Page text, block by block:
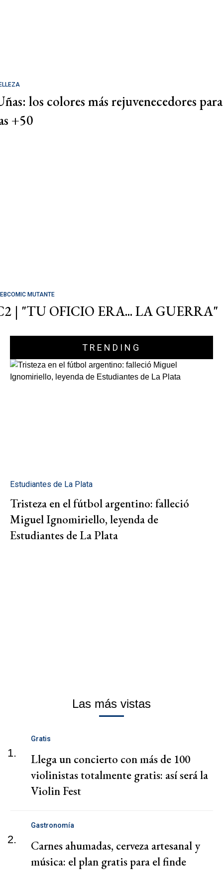
los colores más rejuvenecedores para
+50
MUTANTE
| "TU OFICIO ERA... LA GUERRA"
TRENDING
Estudiantes de La Plata
Tristeza en el fútbol argentino: falleció
Miguel Ignomiriello, leyenda de
Estudiantes de La Plata
Las más vistas
1.
Gratis
Llega un concierto con más de 100
violinistas totalmente gratis: así será la
Violin Fest
2.
Gastronomía
Carnes ahumadas, cerveza artesanal y
música: el plan gratis para el finde